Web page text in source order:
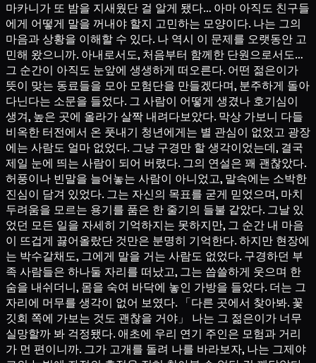
마카니가 또 밤을 지새웠단 걸 알게 됐다… 아마 아직도 친구들
에게 어떻게 말을 꺼내야 할지 고민하는 모양이다. 나는 그의
마음과 상황을 이해할 수 있다. 나 역시 이 문제를 오랫동안 고
민해 왔으니까. 아내로서도, 처음부터 함께한 단원으로서도…
그 순간이 아직도 눈앞에 생생하게 떠오른다. 어떤 젊은이가
뜻이 맞는 동료들을 모아 모험단을 만들겠다며, 분주하게 돌아
다닌다는 소문을 들었다. 그 사람이 어떻게 생겼나 호기심이
생겨, 높은 곳에 올라가 살짝 내려다보았다. 막상 가보니 다들
비옥한 터전에서 온 풋내기 청년에게는 별 관심이 없었고 광장
에는 사람도 얼마 없었다. 그냥 구경만 할 생각이었는데, 결국
제일 눈에 띄는 사람이 되어 버렸다. 그의 연설은 꽤 괜찮았다.
허풍이나 빈말을 늘어놓는 사람이 아니었고, 말속에는 소박한
진심이 담겨 있었다. 그는 자신의 목표를 굳게 믿었으며, 마치
두려움을 모르는 용기를 품은 한 줄기의 들불 같았다. 그날 있
었던 모든 일을 자세히 기억하지는 못하지만, 그 순간 내 마음
이 뜨겁게 끓어올랐단 것만은 분명히 기억한다. 하지만 현장에
는 박수갈채도, 그에게 말을 거는 사람도 없었다. 구경하던 부
족 사람들은 하나둘 자리를 떠났고, 그는 씁쓸하게 웃으며 한
숨을 내쉬더니, 몸을 숙여 바닥에 놓인 가방을 들었다. 더는 그
자리에 머무를 생각이 없어 보였다. 「다른 곳에서 찾아봐. 꽃
깃회 쪽에 가보는 것도 괜찮을 거야」 나는 그 젊은이가 너무
실망할까 봐 걱정됐다. 애초에 우리 연기 주인은 모험과 거리
가 먼 편이니까. 그가 고개를 돌려 나를 바라보자, 나는 그제야